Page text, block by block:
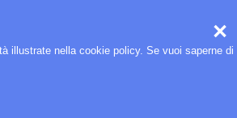
illustrate nella cookie policy. Se vuoi saperne di